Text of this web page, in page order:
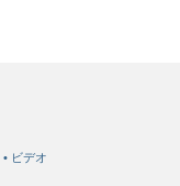
ビデオ